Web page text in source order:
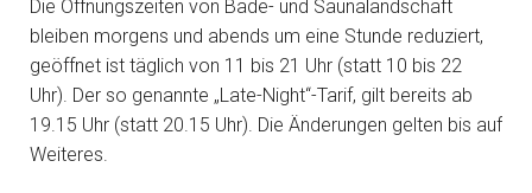
Die Öffnungszeiten von Bade- und Saunalandschaft
bleiben morgens und abends um eine Stunde reduziert,
geöffnet ist täglich von 11 bis 21 Uhr (statt 10 bis 22
Uhr). Der so genannte „Late-Night“-Tarif, gilt bereits ab
19.15 Uhr (statt 20.15 Uhr). Die Änderungen gelten bis auf
Weiteres.